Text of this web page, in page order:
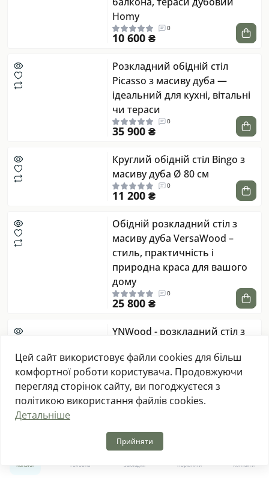
Каталог Головна Закладки
0
Порівняти Контакти
Homy
0
10 600 ₴
Розкладний обідній стіл
Picasso з масиву дуба —
ідеальний для кухні, вітальні
чи тераси
0
35 900 ₴
Круглий обідній стіл Bingo з
масиву дуба Ø 80 см
0
11 200 ₴
Обідній розкладний стіл з
масиву дуба VersaWood –
стиль, практичність і
природна краса для вашого
дому
0
25 800 ₴
YNWood - розкладний стіл з
см
1
30 400 ₴
Стіл Teron — розкладний
ресторану чи бізнесу —
індивідуальне виготовлення
під ваш простір
Цей сайт використовує файли cookies для більш
комфортної роботи користувача. Продовжуючи
перегляд сторінок сайту, ви погоджуєтеся з
політикою використання файлів cookies.
Детальніше
Прийняти